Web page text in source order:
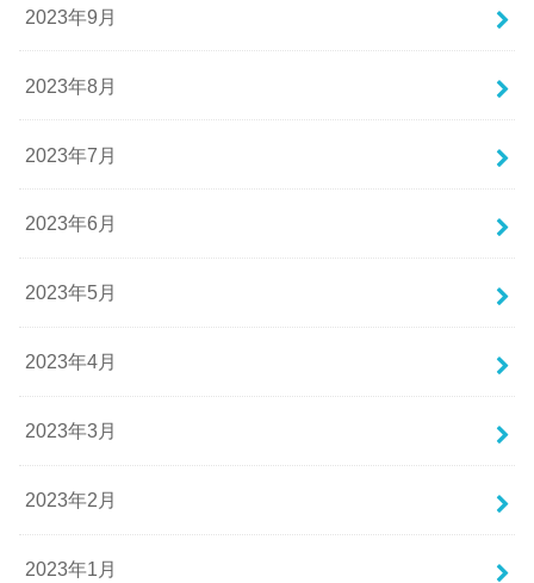
2023年9月
2023年8月
2023年7月
2023年6月
2023年5月
2023年4月
2023年3月
2023年2月
2023年1月